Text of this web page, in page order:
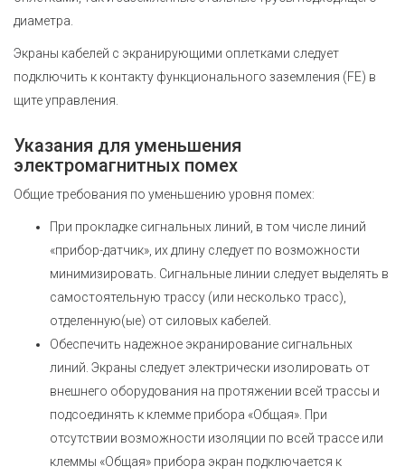
диаметра.
Экраны кабелей с экранирующими оплетками следует
подключить к контакту функционального заземления (FE) в
щите управления.
Указания для уменьшения
электромагнитных помех
Общие требования по уменьшению уровня помех:
При прокладке сигнальных линий, в том числе линий
«прибор-датчик», их длину следует по возможности
минимизировать. Сигнальные линии следует выделять в
самостоятельную трассу (или несколько трасс),
отделенную(ые) от силовых кабелей.
Обеспечить надежное экранирование сигнальных
линий. Экраны следует электрически изолировать от
внешнего оборудования на протяжении всей трассы и
подсоединять к клемме прибора «Общая». При
отсутствии возможности изоляции по всей трассе или
клеммы «Общая» прибора экран подключается к